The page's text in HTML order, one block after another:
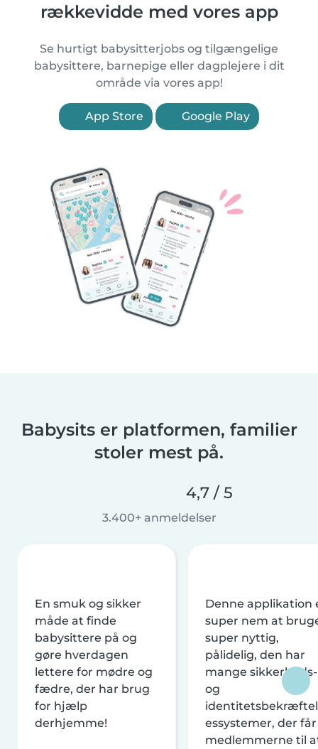
rækkevidde med vores app
Se hurtigt babysitterjobs og tilgængelige
babysittere, barnepige eller dagplejere i dit
område via vores app!
App Store Google Play
Babysits er platformen, familier
stoler mest på.
4,7 / 5
3.400+ anmeldelser
En smuk og sikker
måde at finde
babysittere på og
gøre hverdagen
lettere for mødre og
fædre, der har brug
for hjælp
derhjemme!
Denne applikation
super nem at
super nyttig,
pålidelig, den har
mange sikkerheds-
og
essystemer, der får
medlemmerne til